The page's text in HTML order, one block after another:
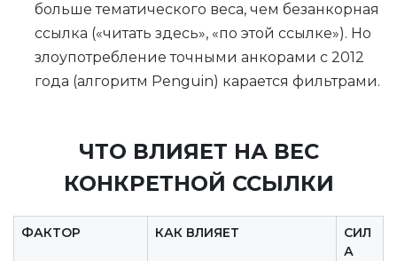
больше тематического веса, чем безанкорная
ссылка («читать здесь», «по этой ссылке»). Но
злоупотребление точными анкорами с 2012
года (алгоритм Penguin) карается фильтрами.
ЧТО ВЛИЯЕТ НА ВЕС
КОНКРЕТНОЙ ССЫЛКИ
ФАКТОР КАК ВЛИЯЕТ
СИЛ
А